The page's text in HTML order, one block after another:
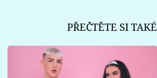
PŘEČTĚTE SI TAKÉ